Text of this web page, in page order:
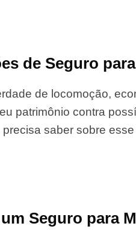
de Seguro
de locomoção,
patrimônio contra
saber sobre
Seguro para